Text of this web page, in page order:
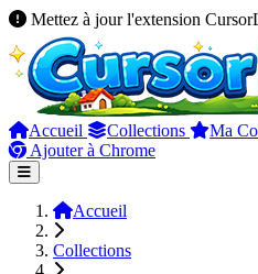
Mettez à jour l'extension
Accueil Collections Ma
Ajouter à Chrome
Accueil
Collections